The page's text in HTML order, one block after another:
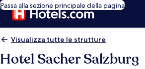
Passa alla sezione principale della pagina
Visualizza tutte le strutture
Hotel Sacher Salzburg